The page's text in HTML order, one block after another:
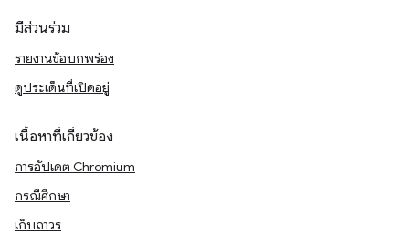
มีส่วนร่วม
รายงานข้อบกพร่อง
ดูประเด็นที่เปิดอยู่
เนื้อหาที่เกี่ยวข้อง
การอัปเดต Chromium
กรณีศึกษา
เก็บถาวร